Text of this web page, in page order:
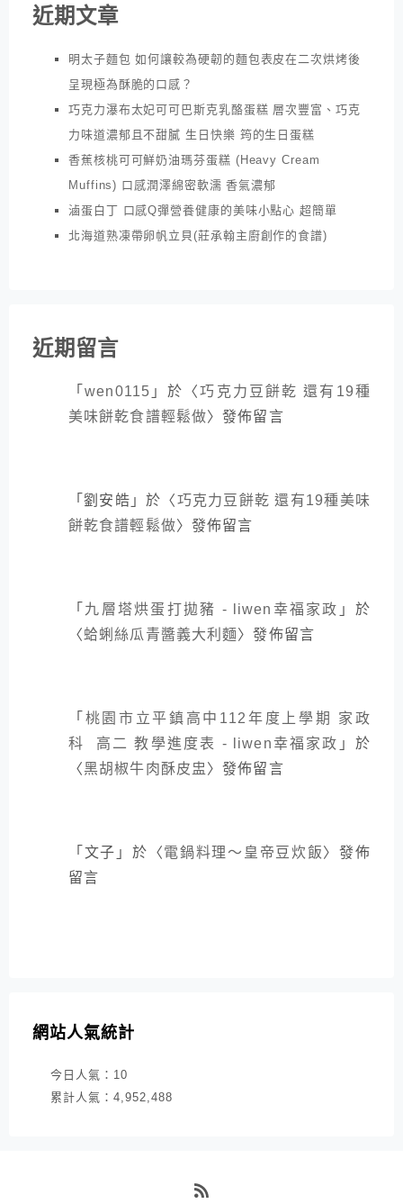
近期文章
明太子麵包 如何讓較為硬韌的麵包表皮在二次烘烤後
呈現極為酥脆的口感？
巧克力瀑布太妃可可巴斯克乳酪蛋糕 層次豐富、巧克
力味道濃郁且不甜膩 生日快樂 筠的生日蛋糕
香蕉核桃可可鮮奶油瑪芬蛋糕 (Heavy Cream
Muffins) 口感潤澤綿密軟濡 香氣濃郁
滷蛋白丁 口感Q彈營養健康的美味小點心 超簡單
北海道熟凍帶卵帆立貝(莊承翰主廚創作的食譜)
近期留言
「wen0115 」於〈巧克力豆餅乾 還有19種
美味餅乾食譜輕鬆做〉發佈留言
「劉安皓 」於〈 巧克力豆餅乾 還有19種美味
餅乾食譜輕鬆做〉發佈留言
「 九層塔烘蛋打拋豬 - liwen幸福家政 」於
〈蛤蜊絲瓜青醬義大利麵 〉發佈留言
「 桃園市立平鎮高中112年度上學期 家政
科 高二 教學進度表 - liwen幸福家政 」於
〈 黑胡椒牛肉酥皮盅 〉發佈留言
「 文子 」於〈 電鍋料理～皇帝豆炊飯 〉發佈
留言
網站人氣統計
今日人氣： 10
累計人氣： 4,952,488